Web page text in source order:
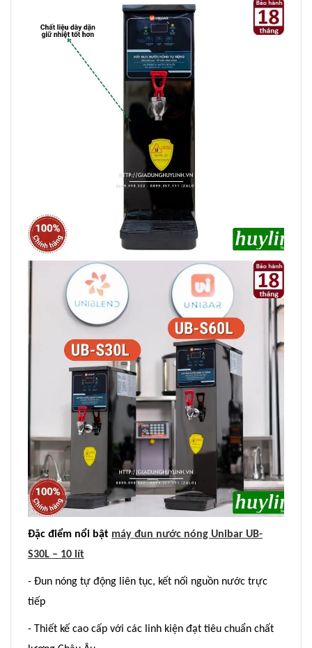
Đặc điểm nổi bật máy đun nước nóng Unibar UB-
S30L – 10 lít
- Đun nóng tự động liên tục, kết nối nguồn nước trực
tiếp
- Thiết kế cao cấp với các linh kiện đạt tiêu chuẩn chất